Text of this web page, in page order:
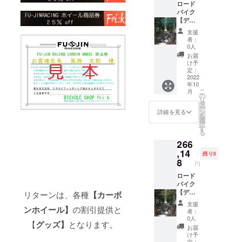
リターンは、各種 【カーボ
ンホイール】の割引提供と
【グッズ】 となります。
ル完成
組で
す。車
体、タ
イヤ、
チュー
ブなど
付属品
以外は
含まれ
ませ
ん。
さい。
※イメー
ジ写真
は、リ
ム高の
選択で
ご参考
にして
くださ
い。 ※
対象製
品のリ
ムは写
真と異
なる場
合がご
す。 ※
ホイー
ル完成
組で
す。車
体、タ
イヤ、
チュー
ブなど
付属品
以外は
含まれ
ンリム
700c（
UDマッ
トクリ
ア仕上
げ）
F:24H/
R24H
hoshi
:wingst
ar（リ
ジッド
アッセ
ンブリ
仕様）
真鍮
ル：黒
※イメー
ジ写真
は、リ
ム高の
選択で
ご参考
にして
くださ
い。 ※
対象製
品のリ
ロード
バイク
【ディ
スクブ
レー
キ】仕
様カー
ボンホ
イール
『2台分
セッ
ト！！
』
35%off
+送料 2
台分！
売価格
376,288
円税込
※2022.6
月時点
カーボ
ンリム
700c（
UDマッ
トクリ
ア仕上
げ）
支援
者：
0人
お届
け予
定：
2022
年10
月
詳細を見る
こ
の
リ
タ
ー
ン
を
選
択
す
る
266
,14
8 円
残り5
ロード
バイク
【ディ
スクブ
レー
キ】仕
様カー
ボンホ
支援
者：
0人
お届
け予